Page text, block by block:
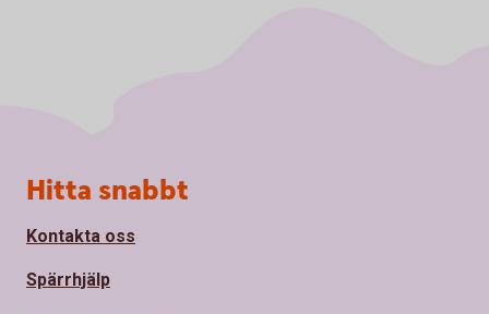
Sidfot
Hitta snabbt
Kontakta oss
Spärrhjälp